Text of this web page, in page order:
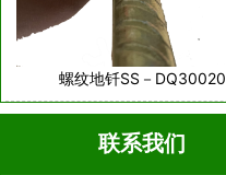
螺纹地钎SS－DQ30020
联系我们